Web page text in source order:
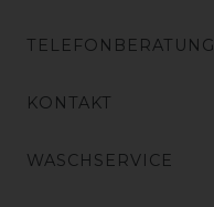
TELEFONBERATUNG
KONTAKT
WASCHSERVICE